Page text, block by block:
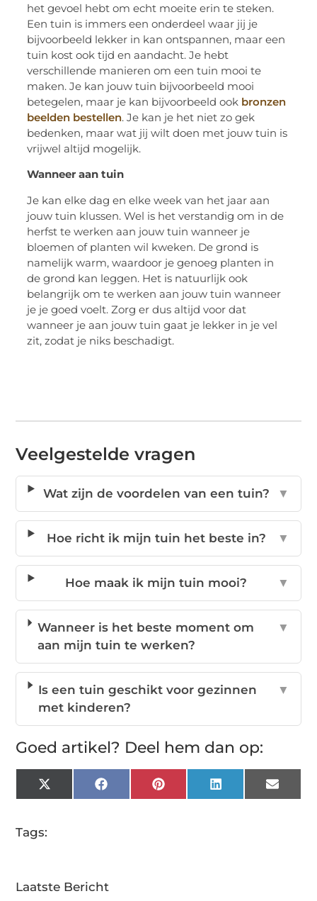
het gevoel hebt om echt moeite erin te steken.
Een tuin is immers een onderdeel waar jij je
bijvoorbeeld lekker in kan ontspannen, maar een
tuin kost ook tijd en aandacht. Je hebt
verschillende manieren om een tuin mooi te
maken. Je kan jouw tuin bijvoorbeeld mooi
betegelen, maar je kan bijvoorbeeld ook bronzen
beelden bestellen. Je kan je het niet zo gek
bedenken, maar wat jij wilt doen met jouw tuin is
vrijwel altijd mogelijk.
Wanneer aan tuin
Je kan elke dag en elke week van het jaar aan
jouw tuin klussen. Wel is het verstandig om in de
herfst te werken aan jouw tuin wanneer je
bloemen of planten wil kweken. De grond is
namelijk warm, waardoor je genoeg planten in
de grond kan leggen. Het is natuurlijk ook
belangrijk om te werken aan jouw tuin wanneer
je je goed voelt. Zorg er dus altijd voor dat
wanneer je aan jouw tuin gaat je lekker in jevel
zit, zodat je niks beschadigt.
Veelgestelde vragen
Wat zijn de voordelen van een tuin? ▼
Hoe richt ik mijn tuin het beste in? ▼
Hoe maak ik mijn tuin mooi? ▼
Wanneer is het beste moment om
aan mijn tuin te werken?
▼
Is een tuin geschikt voor gezinnen
met kinderen?
▼
Goed artikel? Deel hem dan op:
X
(Twitter)
FacebookPinterestLinkedInEmail
Tags:
Laatste Bericht